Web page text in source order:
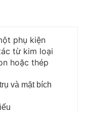
phụ kiện
từ kim loại
hoặc thép
và mặt bích